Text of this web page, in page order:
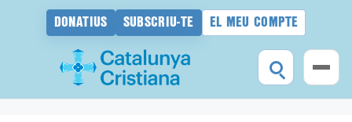
DONATIUS SUBSCRIU-TE EL MEU COMPTE